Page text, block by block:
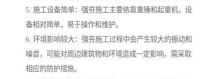
5. 施工设备简单：强夯施工主要依靠重锤和起重机，设
备相对简单，易于操作和维护。
6. 环境影响较大：强夯施工过程中会产生较大的振动和
噪音，可能对周边建筑物和环境造成一定影响，需采取
相应的防护措施。